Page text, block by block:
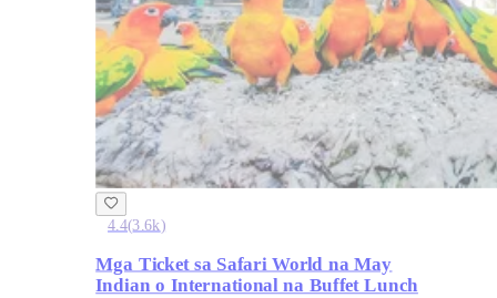
4.4(3.6k)
Mga Ticket sa Safari World na May
Indian o International na Buffet Lunch